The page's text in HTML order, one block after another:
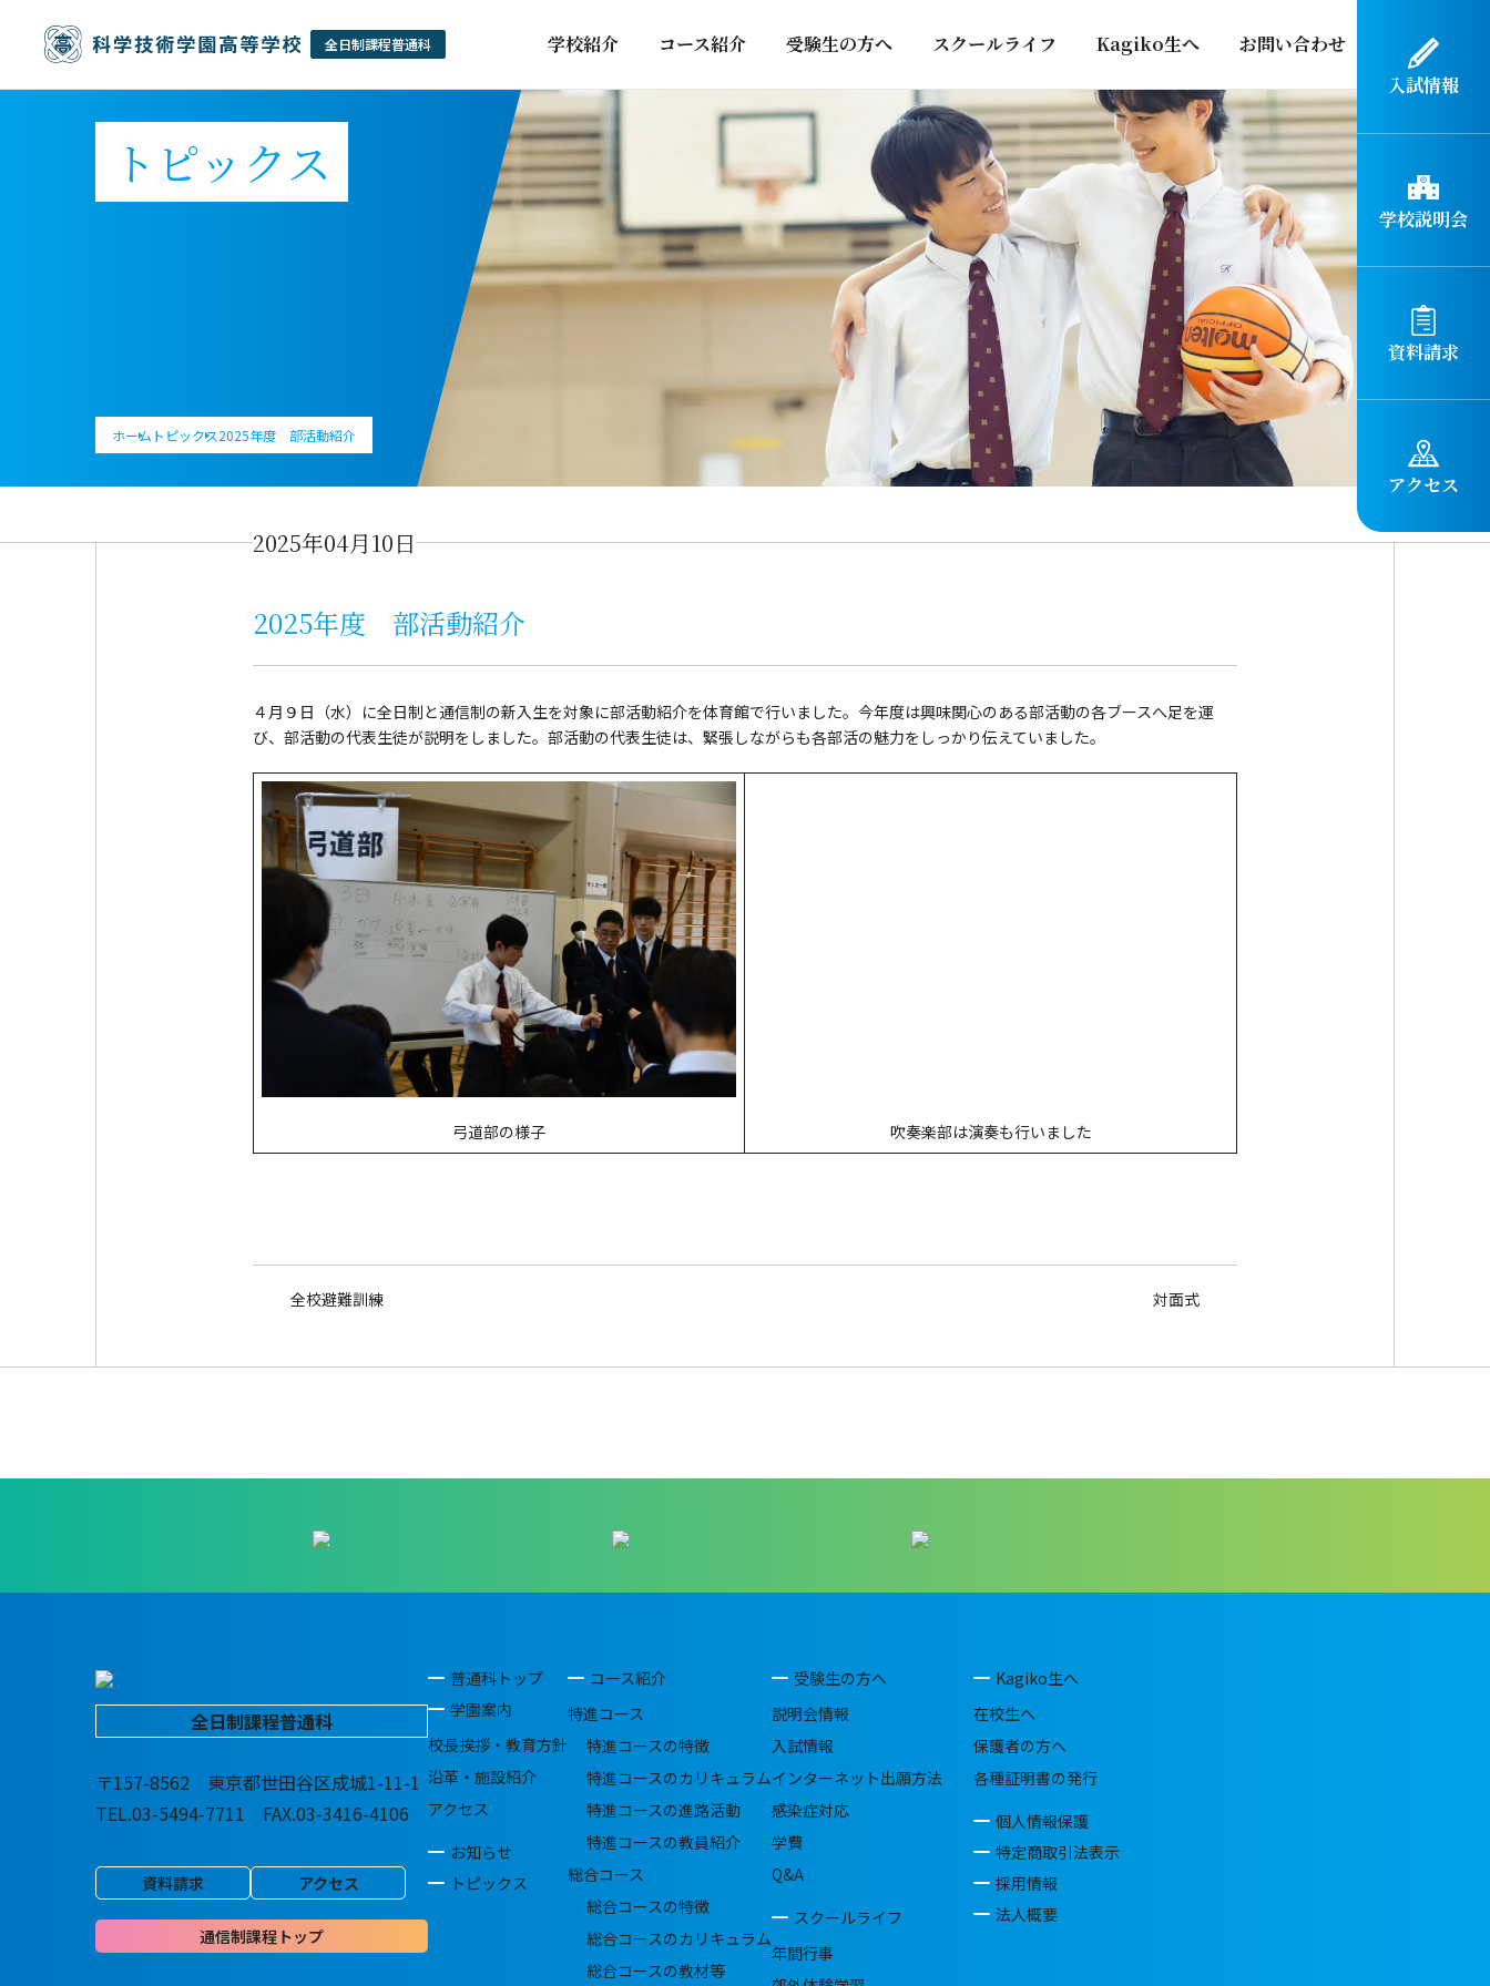
入試情報
学校説明会
資料請求
アクセス
学校紹介 コース紹介 受験生の方へ スクールライフ Kagiko生へ お問い合わせ
トピックス
ホーム トピックス2025年度 部活動紹介
2025年04月10日
2025年度 部活動紹介
４月９日（水）に全日制と通信制の新入生を対象に部活動紹介を体育館で行いました。今年度は興味関心のある部活動の各ブースへ足を運
び、部活動の代表生徒が説明をしました。部活動の代表生徒は、緊張しながらも各部活の魅力をしっかり伝えていました。
弓道部の様子 吹奏楽部は演奏も行いました
全校避難訓練 対面式
全日制課程普通科
〒157-8562 東京都世田谷区成城1-11-1
TEL.03-5494-7711 FAX.03-3416-4106
資料請求 アクセス
通信制課程トップ
普通科トップ
学園案内
校長挨拶・教育方針
沿革・施設紹介
アクセス
お知らせ
トピックス
コース紹介
特進コース
特進コースの特徴
特進コースのカリキュラム
特進コースの進路活動
特進コースの教員紹介
総合コース
総合コースの特徴
総合コースのカリキュラム
総合コースの教材等
受験生の方へ
説明会情報
入試情報
インターネット出願方法
感染症対応
学費
Q&A
スクールライフ
年間行事
Kagiko生へ
在校生へ
保護者の方へ
各種証明書の発行
個人情報保護
特定商取引法表示
採用情報
法人概要